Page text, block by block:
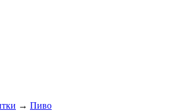
→ Пиво